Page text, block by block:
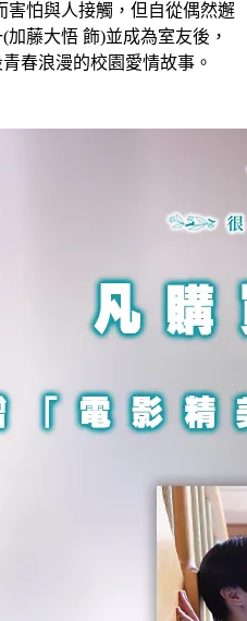
害怕與人接觸，但自從偶然邂
(加藤大悟 飾)並成為室友後，
春浪漫的校園愛情故事。